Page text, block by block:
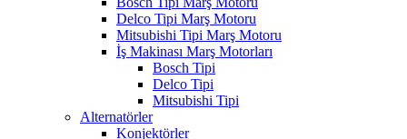
Delco Tipi Marş Motoru
Mitsubishi Tipi Marş Motoru
İş Makinası Marş Motorları
Bosch Tipi
Delco Tipi
Mitsubishi Tipi
Alternatörler
Konjektörler